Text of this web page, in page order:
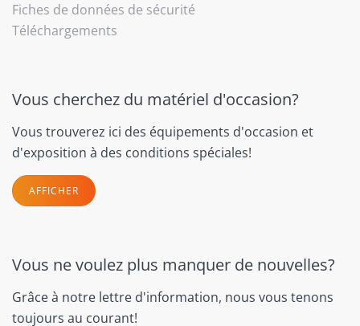
Fiches de données de sécurité
Téléchargements
Vous cherchez du matériel d'occasion?
Vous trouverez ici des équipements d'occasion et
d'exposition à des conditions spéciales!
AFFICHER
Vous ne voulez plus manquer de nouvelles?
Grâce à notre lettre d'information, nous vous tenons
toujours au courant!